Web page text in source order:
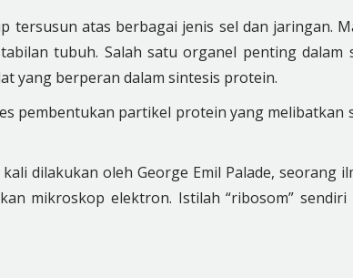
tersusun atas berbagai jenis sel dan jaringan.
tubuh. Salah satu organel penting dalam
yang berperan dalam sintesis protein.
pembentukan partikel protein yang melibatkan
dilakukan oleh George Emil Palade, seorang
mikroskop elektron. Istilah “ribosom”